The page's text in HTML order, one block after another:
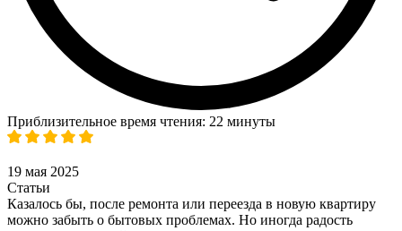
Приблизительное время чтения: 22 минуты
19 мая 2025
Статьи
Казалось бы, после ремонта или переезда в новую квартиру
можно забыть о бытовых проблемах. Но иногда радость